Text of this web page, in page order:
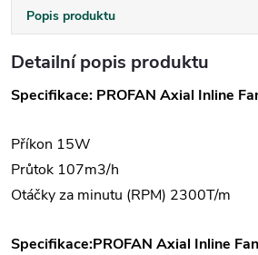
Popis produktu
Detailní popis produktu
Specifikace: PROFAN Axial Inline
Příkon 15W
Průtok 107m3/h
Otáčky za minutu (RPM) 2300T/m
Specifikace:PROFAN Axial Inline